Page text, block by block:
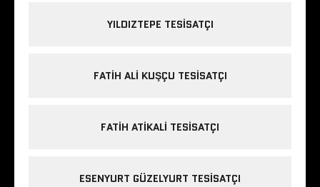
YILDIZTEPE TESISATÇI
FATIH ALI KUŞÇU TESISATÇI
FATIH ATIKALI TESISATÇI
ESENYURT GÜZELYURT TESISATÇI